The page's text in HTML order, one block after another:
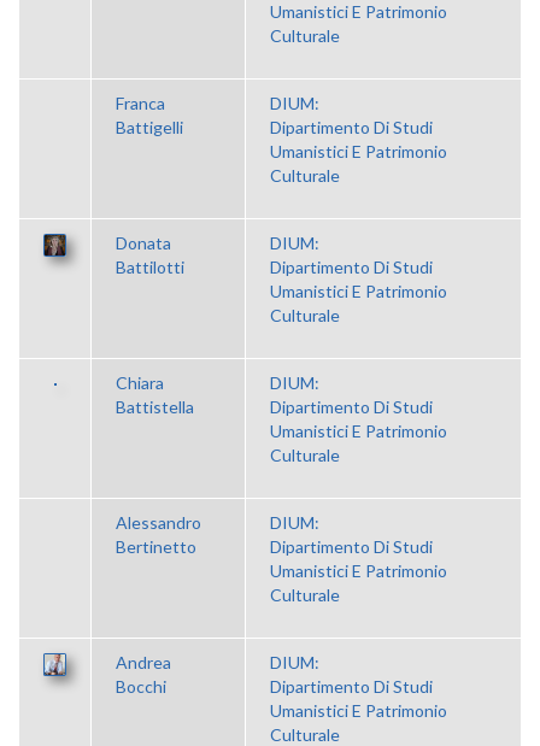
Umanistici E Patrimonio
Culturale
Franca
Battigelli
DIUM:
Dipartimento Di Studi
Umanistici E Patrimonio
Culturale
Donata
Battilotti
DIUM:
Dipartimento Di Studi
Umanistici E Patrimonio
Culturale
Chiara
Battistella
DIUM:
Dipartimento Di Studi
Umanistici E Patrimonio
Culturale
Alessandro
Bertinetto
DIUM:
Dipartimento Di Studi
Umanistici E Patrimonio
Culturale
Andrea
Bocchi
DIUM:
Dipartimento Di Studi
Umanistici E Patrimonio
Culturale